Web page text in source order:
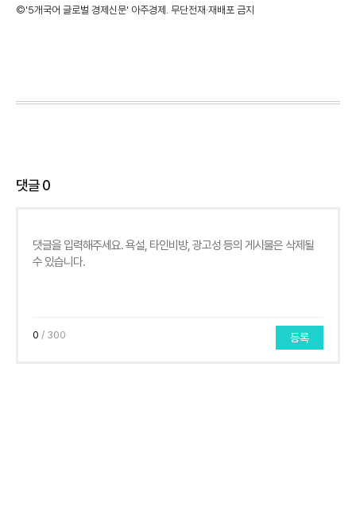
©'5개국어 글로벌 경제신문' 아주경제. 무단전재·재배포 금지
댓글0
0 / 300 등록